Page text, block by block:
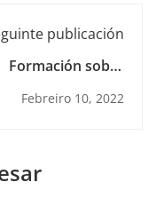
publicación
Formación sobre
o alumnado de
Febreiro 10, 2022